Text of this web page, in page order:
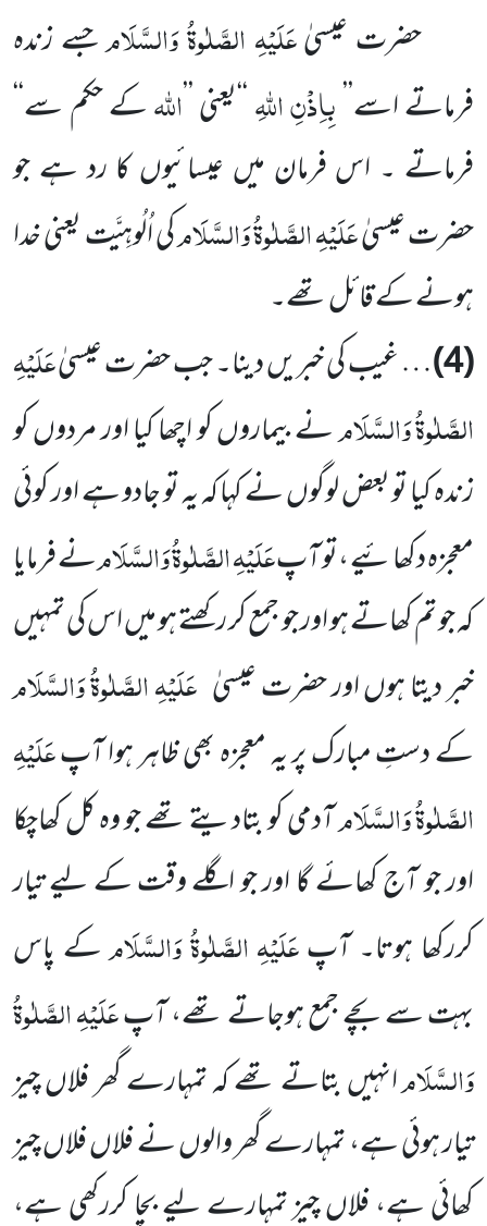
حضرت عیسیٰعَلَیْہِ الصَّلٰوۃُ وَالسَّلَامجسے زندہ
فرماتے اسے’’بِاِذْنِ اللہِ‘‘یعنی ’’اللہکے حکم سے‘‘
فرماتے ۔ اس فرمان میں عیسائیوں کا رد ہے جو
حضرت عیسیٰعَلَیْہِ الصَّلٰوۃُ وَالسَّلَامکی اُلُوہِیَّت یعنی خدا
ہونے کے قائل تھے۔
(4) … غیب کی خبریں دینا۔ جب حضرت عیسیٰعَلَیْہِ
الصَّلٰوۃُ وَالسَّلَامنے بیماروں کو اچھا کیا اور مردوں کو
زندہ کیا تو بعض لوگوں نے کہا کہ یہ تو جادو ہے اور کوئی
معجزہ دکھائیے ،تو آپعَلَیْہِ الصَّلٰوۃُ وَالسَّلَامنے فرمایا
کہ جو تم کھاتے ہو اور جو جمع کر رکھتے ہو میں اس کی تمہیں
خبر دیتا ہوں اور حضرت عیسیٰ عَلَیْہِ الصَّلٰوۃُ وَالسَّلَام
کے دستِ مبارک پر یہ معجزہ بھی ظاہر ہوا آپعَلَیْہِ
الصَّلٰوۃُ وَالسَّلَامآدمی کو بتادیتے تھے جو وہ کل کھاچکا
اور جو آج کھائے گا اور جو اگلے وقت کے لیے تیار
کررکھا ہوتا۔ آپعَلَیْہِ الصَّلٰوۃُ وَالسَّلَامکے پاس
بہت سے بچے جمع ہوجاتے تھے، آپعَلَیْہِ الصَّلٰوۃُ
وَالسَّلَامانہیں بتاتے تھے کہ تمہارے گھر فلاں چیز
تیار ہوئی ہے، تمہارے گھر والوں نے فلاں فلاں چیز
کھائی ہے، فلاں چیز تمہارے لیے بچا کررکھی ہے،